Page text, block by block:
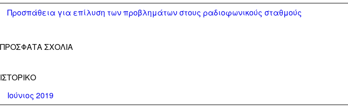
Προσπάθεια για επίλυση των προβλημάτων στους ραδιοφωνικούς σταθμούς
ΠΡΌΣΦΑΤΑ ΣΧΌΛΙΑ
ΙΣΤΟΡΙΚΌ
Ιούνιος 2019